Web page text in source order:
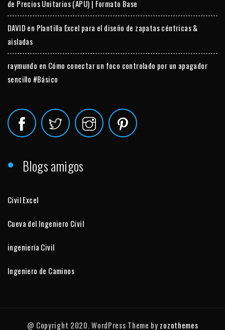
de Precios Unitarios (APU) | Formato Base
DAVID en Plantilla Excel para el diseño de zapatas céntricas &
aisladas
raymundo en Cómo conectar un foco controlado por un apagador
sencillo #Básico
Blogs amigos
Civil Excel
Cueva del Ingeniero Civil
ingeniería Civil
Ingeniero de Caminos
@ Copyright 2020. WordPress Theme by zozothemes